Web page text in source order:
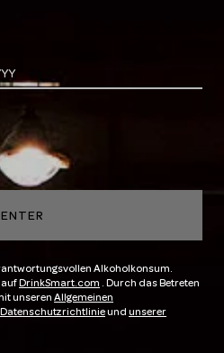
ENTER
Alkoholkonsum.
DrinkSmart.com . Durch das Betreten
unseren Allgemeinen
Datenschutzrichtlinieund unserer